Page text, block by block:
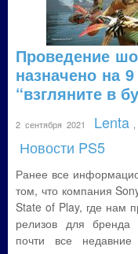
Проведение
назначено на
“взгляните в
2 сентября 2021 Lenta
Новости PS5
Ранее все
том, что компания
State of Play, где нам
релизов для бренда
почти все недавние